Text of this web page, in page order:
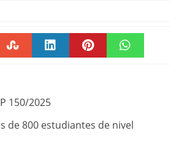
150/2025
de 800 estudiantes de nivel